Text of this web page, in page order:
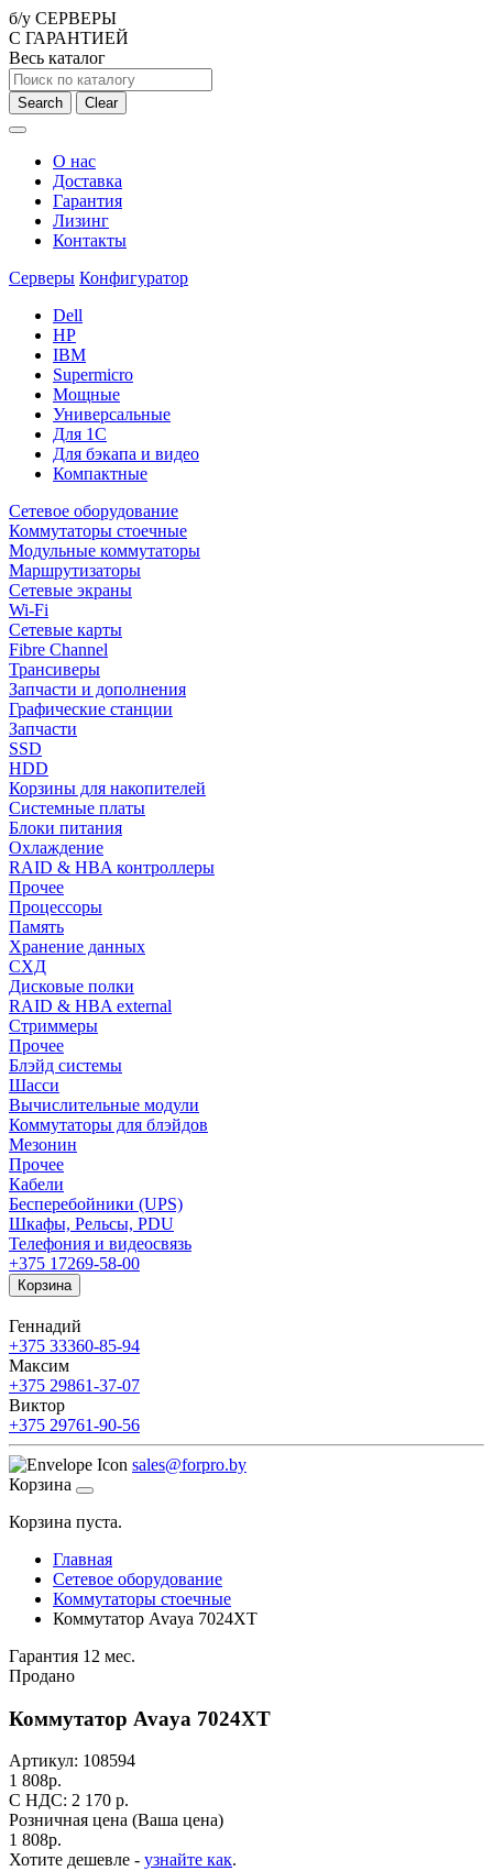
б/у СЕРВЕРЫ
С ГАРАНТИЕЙ
Весь каталог
Search Clear
О нас
Доставка
Гарантия
Лизинг
Контакты
Серверы Конфигуратор
Dell
HP
IBM
Supermicro
Мощные
Универсальные
Для 1С
Для бэкапа и видео
Компактные
Сетевое оборудование
Коммутаторы стоечные
Модульные коммутаторы
Маршрутизаторы
Сетевые экраны
Wi-Fi
Сетевые карты
Fibre Channel
Трансиверы
Запчасти и дополнения
Графические станции
Запчасти
SSD
HDD
Корзины для накопителей
Системные платы
Блоки питания
Охлаждение
RAID & HBA контроллеры
Прочее
Процессоры
Память
Хранение данных
СХД
Дисковые полки
RAID & HBA external
Стриммеры
Прочее
Блэйд системы
Шасси
Вычислительные модули
Коммутаторы для блэйдов
Мезонин
Прочее
Кабели
Бесперебойники (UPS)
Шкафы, Рельсы, PDU
Телефония и видеосвязь
+375 17269-58-00
Корзина
Геннадий
+375 33360-85-94
Максим
+375 29861-37-07
Виктор
+375 29761-90-56
sales@forpro.by
Корзина
Корзина пуста.
Главная
Сетевое оборудование
Коммутаторы стоечные
Коммутатор Avaya 7024XT
Гарантия 12 мес.
Продано
Коммутатор Avaya 7024XT
Артикул: 108594
1 808р.
C НДС: 2 170 р.
Розничная цена (Ваша цена)
1 808р.
Хотите дешевле - узнайте как.